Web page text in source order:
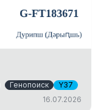
Генопоиск
Y37
16.07.2026